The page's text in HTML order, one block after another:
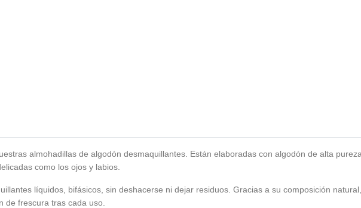
almohadillas de algodón desmaquillantes . Están elaboradas con algodón de alta
como los ojos y labios.
líquidos, bifásicos, sin deshacerse ni dejar residuos. Gracias a su composición
de frescura tras cada uso.